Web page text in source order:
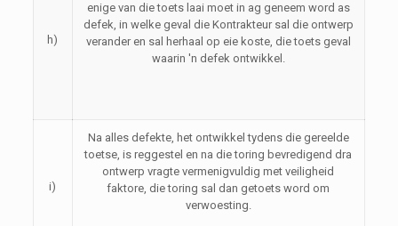
h)
enige van die toets laai moet in ag geneem word as
defek, in welke geval die Kontrakteur sal die ontwerp
verander en sal herhaal op eie koste, die toets geval
waarin 'n defek ontwikkel.
i)
Na alles defekte, het ontwikkel tydens die gereelde
toetse, is reggestel en na die toring bevredigend dra
ontwerp vragte vermenigvuldig met veiligheid
faktore, die toring sal dan getoets word om
verwoesting.